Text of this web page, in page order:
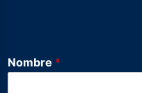
Nombre *